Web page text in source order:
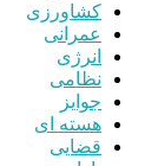
کشاورزی
عمرانی
انرژی
نظامی
جوایز
هسته ای
قضایی